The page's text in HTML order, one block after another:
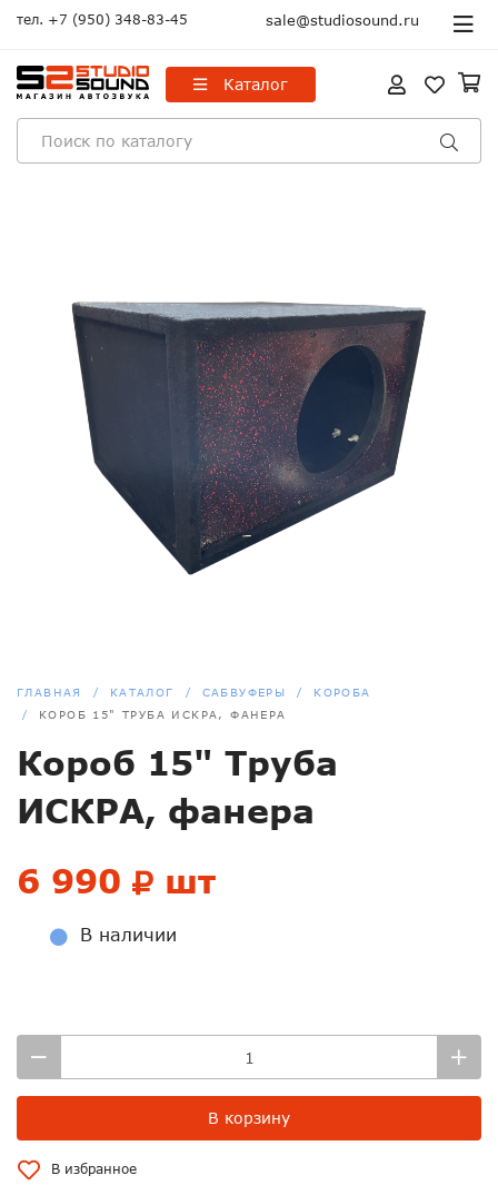
тел. +7 (950) 348-83-45 sale@studiosound.ru
Каталог
ГЛАВНАЯ КАТАЛОГ САБВУФЕРЫ
КОРОБА
КОРОБ 15" ТРУБА ИСКРА, ФАНЕРА
Короб 15" Труба
ИСКРА, фанера
6 990
шт
В наличии
В корзину
В избранное